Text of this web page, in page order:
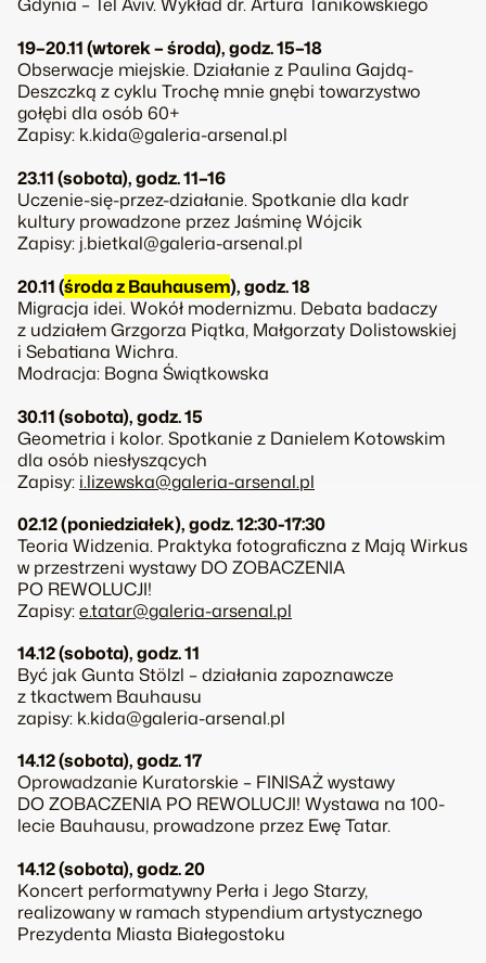
19–20.11 (wtorek – środa), godz. 15–18
Obserwacje miejskie. Działanie z Paulina Gajdą-
Deszczką z cyklu Trochę mnie gnębi towarzystwo
gołębi dla osób 60+
Zapisy: k.kida@galeria-arsenal.pl
23.11 (sobota), godz. 11–16
Uczenie-się-przez-działanie. Spotkanie dla kadr
kultury prowadzone przez Jaśminę Wójcik
Zapisy: j.bietkal@galeria-arsenal.pl
20.11 (środa z Bauhausem), godz. 18
Migracja idei. Wokół modernizmu. Debata badaczy
z udziałem Grzgorza Piątka, Małgorzaty Dolistowskiej
i Sebatiana Wichra.
Modracja: Bogna Świątkowska
30.11 (sobota), godz. 15
Geometria i kolor. Spotkanie z Danielem Kotowskim
dla osób niesłyszących
Zapisy: i.lizewska@galeria-arsenal.pl
02.12 (poniedziałek), godz. 12:30-17:30
Teoria Widzenia. Praktyka fotograficzna z Mają Wirkus
w przestrzeni wystawy DO ZOBACZENIA
PO REWOLUCJI!
Zapisy:e.tatar@galeria-arsenal.pl
14.12 (sobota), godz. 11
Być jak Gunta Stölzl – działania zapoznawcze
z tkactwem Bauhausu
zapisy: k.kida@galeria-arsenal.pl
14.12 (sobota), godz. 17
Oprowadzanie Kuratorskie – FINISAŻ wystawy
DO ZOBACZENIA PO REWOLUCJI! Wystawa na 100-
lecie Bauhausu, prowadzone przez Ewę Tatar.
14.12 (sobota), godz. 20
Koncert performatywny Perła i Jego Starzy,
realizowany w ramach stypendium artystycznego
Prezydenta Miasta Białegostoku